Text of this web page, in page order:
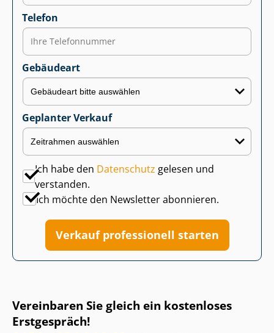
Vereinbaren Sie gleich ein kostenloses
Erstgespräch!
Telefon
Gebäudeart
Geplanter Verkauf
Ich habe den Datenschutz gelesen und
verstanden.
Ich möchte den Newsletter abonnieren.
Verkauf professionell starten